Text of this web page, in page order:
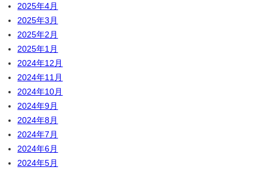
2025年4月
2025年3月
2025年2月
2025年1月
2024年12月
2024年11月
2024年10月
2024年9月
2024年8月
2024年7月
2024年6月
2024年5月